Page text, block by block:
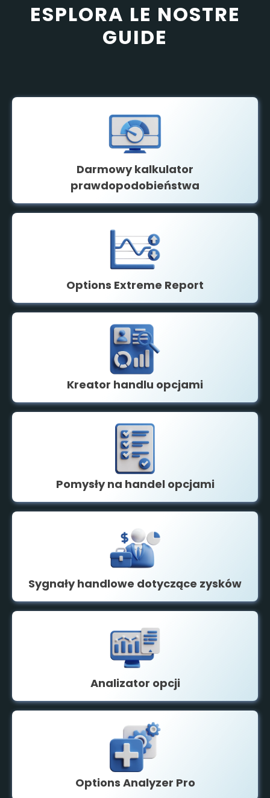
ESPLORA LE NOSTRE
GUIDE
Darmowy kalkulator
prawdopodobieństwa
Options Extreme Report
Kreator handlu opcjami
Pomysły na handel opcjami
Sygnały handlowe dotyczące zysków
Analizator opcji
Options Analyzer Pro